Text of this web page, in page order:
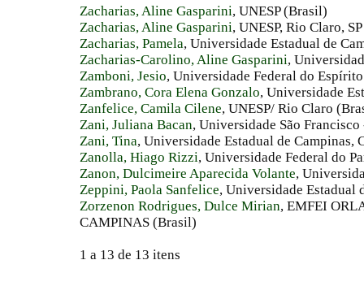
Zacharias, Aline Gasparini, UNESP (Brasil)
Zacharias, Aline Gasparini, UNESP, Rio Claro,
Zacharias, Pamela, Universidade Estadual de
Zacharias-Carolino, Aline Gasparini,
Zamboni, Jesio, Universidade Federal do
Zambrano, Cora Elena Gonzalo, Universidade
Zanfelice, Camila Cilene, UNESP/ Rio Claro
Zani, Juliana Bacan, Universidade São
Zani, Tina, Universidade Estadual de Campinas,
Zanolla, Hiago Rizzi, Universidade Federal do
Zanon, Dulcimeire Aparecida Volante,
Zeppini, Paola Sanfelice, Universidade Estadual
Zorzenon Rodrigues, Dulce Mirian, EMFEI
CAMPINAS (Brasil)
1 a 13 de 13 itens